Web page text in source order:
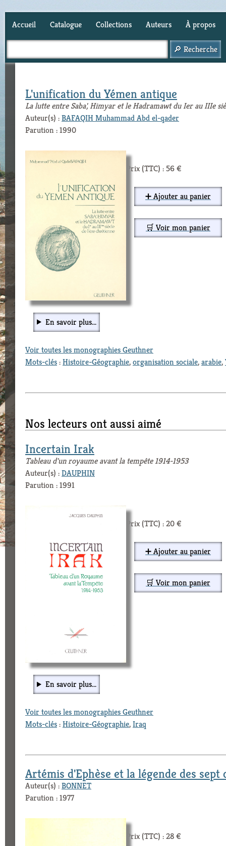
Accueil Catalogue Collections Auteurs À propos
L'unification du Yémen antique
La lutte entre Saba', Himyar et le Hadramawt du Ier au IIIe
Auteur(s) :BAFAQIH Muhammad Abd el-qader
Parution : 1990
Prix (TTC) : 56 €
➕ Ajouter au panier
🛒 Voir mon panier
En savoir plus...
Voir toutes les monographies Geuthner
Mots-clés:Histoire-Géographie,organisation sociale,arabie,
Nos lecteurs ont aussi aimé
Incertain Irak
Tableau d'un royaume avant la tempête 1914-1953
Auteur(s) :DAUPHIN
Parution : 1991
Prix (TTC) : 20 €
➕ Ajouter au panier
🛒 Voir mon panier
En savoir plus...
Voir toutes les monographies Geuthner
Mots-clés:Histoire-Géographie,Iraq
Artémis d'Ephèse et la légende des sept
Auteur(s) :BONNET
Parution : 1977
Prix (TTC) : 28 €